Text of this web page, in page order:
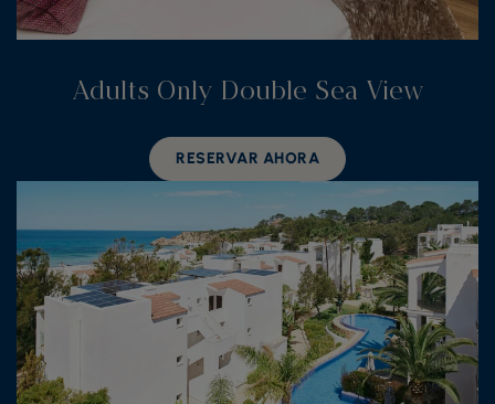
Adults Only Double Sea View
RESERVAR AHORA